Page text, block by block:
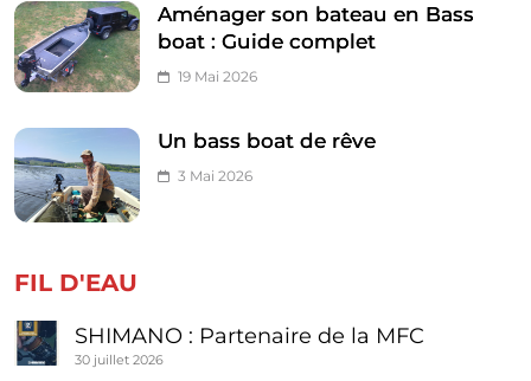
Aménager son bateau en Bass
boat : Guide complet
19 Mai 2026
Un bass boat de rêve
3 Mai 2026
FIL D'EAU
SHIMANO : Partenaire de la MFC
30 juillet 2026